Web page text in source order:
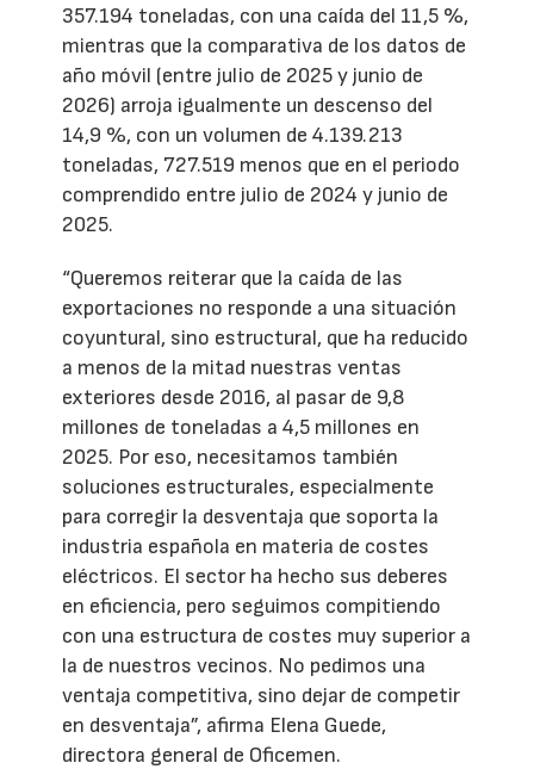
357.194 toneladas, con una caída del 11,5 %,
mientras que la comparativa de los datos de
año móvil (entre julio de 2025 y junio de
2026) arroja igualmente un descenso del
14,9 %, con un volumen de 4.139.213
toneladas, 727.519 menos que en el periodo
comprendido entre julio de 2024 y junio de
2025.
“Queremos reiterar que la caída de las
exportaciones no responde a una situación
coyuntural, sino estructural, que ha reducido
a menos de la mitad nuestras ventas
exteriores desde 2016, al pasar de 9,8
millones de toneladas a 4,5 millones en
2025. Por eso, necesitamos también
soluciones estructurales, especialmente
para corregir la desventaja que soporta la
industria española en materia de costes
eléctricos. El sector ha hecho sus deberes
en eficiencia, pero seguimos compitiendo
con una estructura de costes muy superior a
la de nuestros vecinos. No pedimos una
ventaja competitiva, sino dejar de competir
en desventaja”, afirma Elena Guede,
directora general de Oficemen.